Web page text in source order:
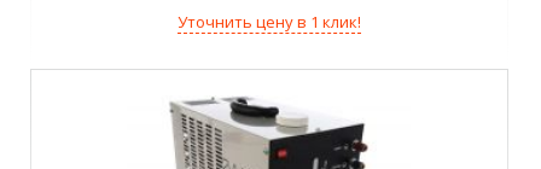
Уточнить цену в 1 клик!